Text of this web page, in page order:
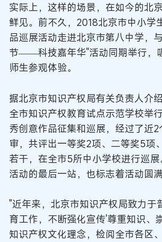
实际上，这样的场景，在如今的北
鲜见。前不久，2018北京市中小学
品巡展活动走进北京市第八中学，
节——科技嘉年华"活动同期举行，
师生参观体验。
据北京市知识产权局有关负责人介
全市知识产权教育试点示范学校举
秀创意作品征集和巡展，经过了近
审，共评出一等奖2项、二等奖5项
若干，在全市5所中小学校进行巡
活动的最后一站，也标志着活动圆满
"近年来，北京市知识产权局致力于
育工作，不断强化宣传'尊重知识、
知识产权文化理念，检阅全市各区